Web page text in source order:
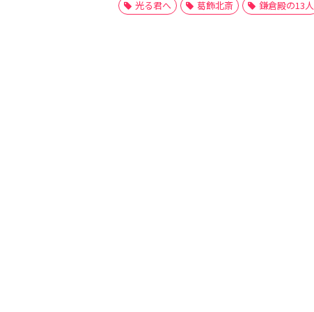
光る君へ 葛飾北斎 鎌倉殿の13人